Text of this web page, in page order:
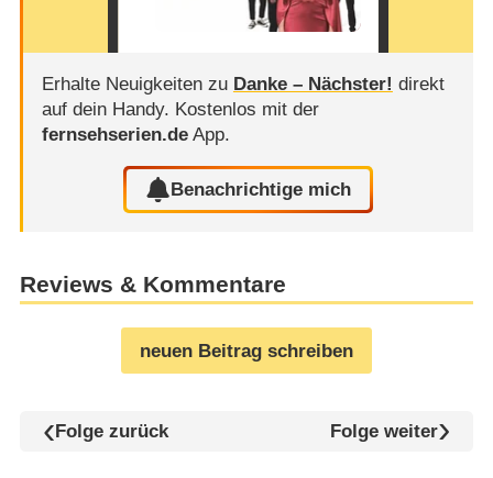
Erhalte Neuigkeiten zu Danke – Nächster! direkt
auf dein Handy. Kostenlos mit der
fernsehserien.deApp.
Benachrichtige mich
Reviews & Kommentare
neuen Beitrag schreiben
Folge zurück Folge weiter